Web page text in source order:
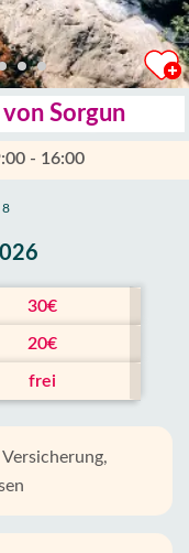
Sorgun
- 16:00
8
30€
20€
frei